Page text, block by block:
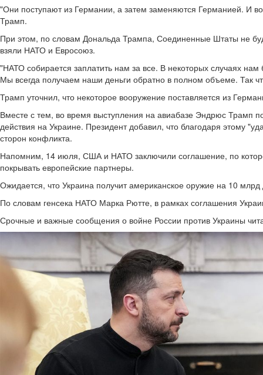
"Они поступают из Германии, а затем заменяются Германией. И
Трамп.
При этом, по словам Дональда Трампа, Соединенные Штаты не
взяли НАТО и Евросоюз.
"НАТО собирается заплатить нам за все. В некоторых случаях
Мы всегда получаем наши деньги обратно в полном объеме. Так
Трамп уточнил, что некоторое вооружение поставляется из
Вместе с тем, во время выступления на авиабазе Эндрюс Трамп
действия на Украине. Президент добавил, что благодаря этому
сторон конфликта.
Напомним, 14 июля, США и НАТО заключили соглашение, по
покрывать европейские партнеры.
Ожидается, что Украина получит американское оружие на 10
По словам генсека НАТО Марка Рютте, в рамках соглашения
Срочные и важные сообщения о войне России против Украины